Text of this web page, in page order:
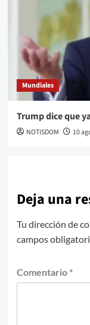
Mundiales
Trump dice que
NOTISDOM 10
Deja una
Tu dirección de
campos
Comentario *